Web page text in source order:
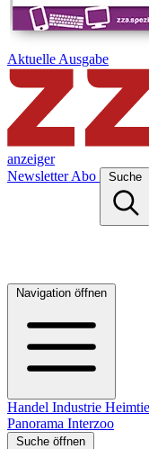
Aktuelle Ausgabe
anzeiger
Newsletter Abo Suche
Navigation öffnen
Handel Industrie
Panorama Interzoo
Suche öffnen